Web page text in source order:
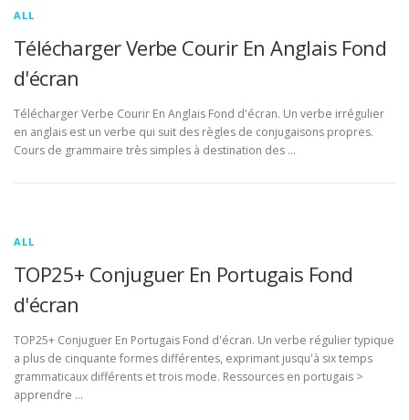
ALL
Télécharger Verbe Courir En Anglais Fond
d'écran
Télécharger Verbe Courir En Anglais Fond d'écran. Un verbe irrégulier
en anglais est un verbe qui suit des règles de conjugaisons propres.
Cours de grammaire très simples à destination des …
ALL
TOP25+ Conjuguer En Portugais Fond
d'écran
TOP25+ Conjuguer En Portugais Fond d'écran. Un verbe régulier typique
a plus de cinquante formes différentes, exprimant jusqu'à six temps
grammaticaux différents et trois mode. Ressources en portugais >
apprendre …